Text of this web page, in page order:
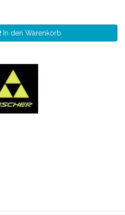
In den Warenkorb